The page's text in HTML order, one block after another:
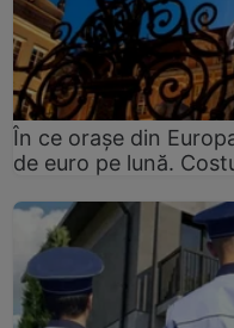
În ce orașe din
de euro pe lună.